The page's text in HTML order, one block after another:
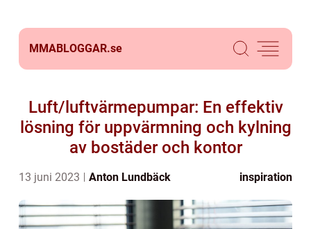
MMABLOGGAR.se
Luft/luftvärmepumpar: En effektiv
lösning för uppvärmning och kylning
av bostäder och kontor
13 juni 2023 Anton Lundbäck inspiration